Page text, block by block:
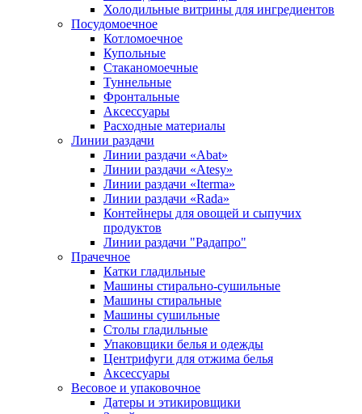
Холодильные витрины для ингредиентов
Посудомоечное
Котломоечное
Купольные
Стаканомоечные
Туннельные
Фронтальные
Аксессуары
Расходные материалы
Линии раздачи
Линии раздачи «Abat»
Линии раздачи «Atesy»
Линии раздачи «Iterma»
Линии раздачи «Rada»
Контейнеры для овощей и сыпучих
продуктов
Линии раздачи "Радапро"
Прачечное
Катки гладильные
Машины стирально-сушильные
Машины стиральные
Машины сушильные
Столы гладильные
Упаковщики белья и одежды
Центрифуги для отжима белья
Аксессуары
Весовое и упаковочное
Датеры и этикировщики